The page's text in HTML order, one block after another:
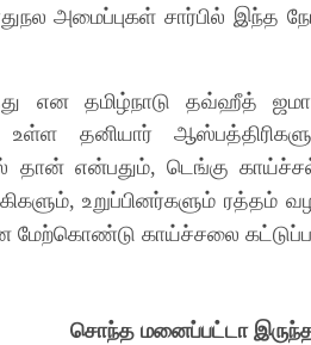
அமைப்புகள் சார்பில் இந்த
என தமிழ்நாடு தவ்ஹீத்
தனியார்
தான் என்பதும், டெங்கு
,உறுப்பினர்களும் ரத்தம்
மேற்கொண்டு காய்ச்சலை
சொந்த மனைப்பட்டா